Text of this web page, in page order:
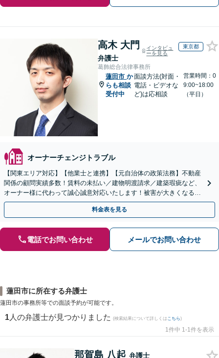
高木 大門
弁護士
インタビュ
ーを見る
東京都
葛飾総合法律事務所
蓮田市 か
らも相談
受付中
面談方法(対面・
電話・ビデオな
ど)は応相談
営業時間：0
9:00~18:00
（平日）
オーナーチェンジトラブル
【関東エリア対応】【他業士と連携】【元自治体の政策法務】不動産
関係の顧問実績多数！賃料の未払い／建物明渡請求／建築瑕疵など、
オーナー様に代わって誠心誠意対応いたします！被害が大きくなる前
にご相談ください【初回来所相談30分無料】
料金表を見る
電話でお問い合わせ メールでお問い合わせ
蓮田市に所在する弁護士
蓮田市の事務所等での面談予約が可能です。
1 人の弁護士が見つかりました (検索結果について詳しくは こちら)
1件中 1-1件を表示
那賀島 八起 弁護士